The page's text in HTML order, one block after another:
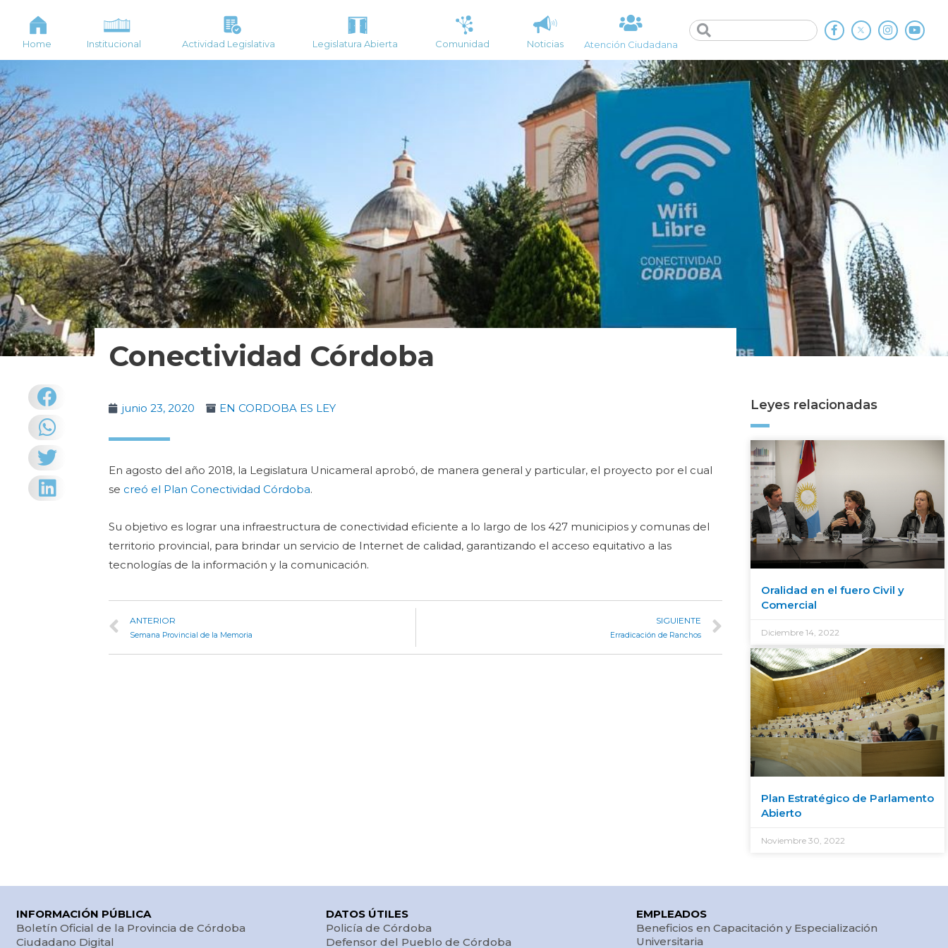
Home Institucional Actividad Legislativa Legislatura Abierta Comunidad Noticias Atención Ciudadana
Conectividad Córdoba
junio 23, 2020 EN CORDOBA ES LEY
En agosto del año 2018, la Legislatura Unicameral aprobó, de manera general y particular, el proyecto por el cual
se creó el Plan Conectividad Córdoba.
Su objetivo es lograr una infraestructura de conectividad eficiente a lo largo de los 427 municipios y comunas del
territorio provincial, para brindar un servicio de Internet de calidad, garantizando el acceso equitativo a las
tecnologías de la información y la comunicación.
ANTERIOR
Semana Provincial de la Memoria
SIGUIENTE
Erradicación de Ranchos
Leyes relacionadas
Oralidad en el fuero Civil y
Comercial
Diciembre 14, 2022
Plan Estratégico de Parlamento
Abierto
Noviembre 30, 2022
INFORMACIÓN PÚBLICA
Boletín Oficial de la Provincia de Córdoba
Ciudadano Digital
DATOS ÚTILES
Policía de Córdoba
Defensor del Pueblo de Córdoba
EMPLEADOS
Beneficios en Capacitación y Especialización
Universitaria